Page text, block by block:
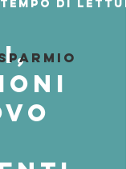
Tempo di